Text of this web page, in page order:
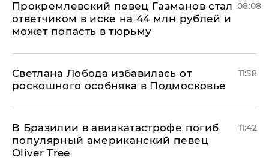
Прокремлевский певец Газманов стал
ответчиком в иске на 44 млн рублей и
может попасть в тюрьму
08:08
Светлана Лобода избавилась от
роскошного особняка в Подмосковье
11:58
В Бразилии в авиакатастрофе погиб
популярный американский певец
Oliver Tree
11:42